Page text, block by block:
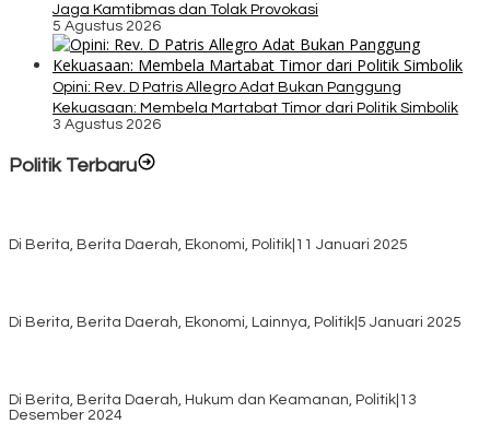
Jaga Kamtibmas dan Tolak Provokasi
5 Agustus 2026
Opini: Rev. D Patris Allegro Adat Bukan Panggung
Kekuasaan: Membela Martabat Timor dari Politik Simbolik
3 Agustus 2026
Politik Terbaru
Di Berita, Berita Daerah, Ekonomi, Politik 11 Januari 2025
Di Berita, Berita Daerah, Ekonomi, Lainnya, Politik 5 Januari 2025
Di Berita, Berita Daerah, Hukum dan Keamanan, Politik 13
Desember 2024